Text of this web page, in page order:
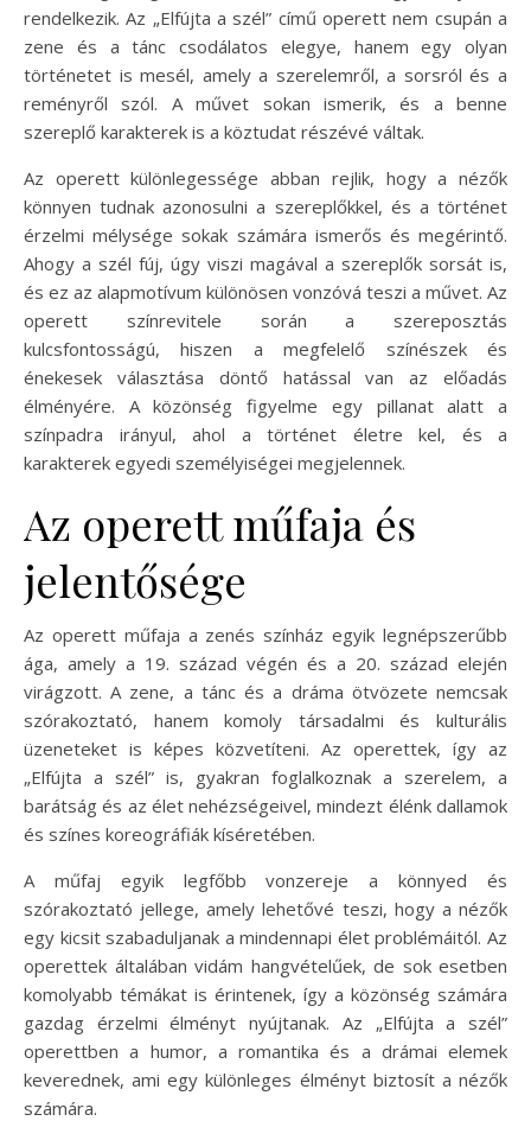
rendelkezik. Az „Elfújta a szél” című operett nem csupán a
zene és a tánc csodálatos elegye, hanem egy olyan
történetet is mesél, amely a szerelemről, a sorsról és a
reményről szól. A művet sokan ismerik, és a benne
szereplő karakterek is a köztudat részévé váltak.
Az operett különlegessége abban rejlik, hogy a nézők
könnyen tudnak azonosulni a szereplőkkel, és a történet
érzelmi mélysége sokak számára ismerős és megérintő.
Ahogy a szél fúj, úgy viszi magával a szereplők sorsát is,
és ez az alapmotívum különösen vonzóvá teszi a művet. Az
operett színrevitele során a szereposztás
kulcsfontosságú, hiszen a megfelelő színészek és
énekesek választása döntő hatással van az előadás
élményére. A közönség figyelme egy pillanat alatt a
színpadra irányul, ahol a történet életre kel, és a
karakterek egyedi személyiségei megjelennek.
Az operett műfaja és
jelentősége
Az operett műfaja a zenés színház egyik legnépszerűbb
ága, amely a 19. század végén és a 20. század elején
virágzott. A zene, a tánc és a dráma ötvözete nemcsak
szórakoztató, hanem komoly társadalmi és kulturális
üzeneteket is képes közvetíteni. Az operettek, így az
„Elfújta a szél” is, gyakran foglalkoznak a szerelem, a
barátság és az élet nehézségeivel, mindezt élénk dallamok
és színes koreográfiák kíséretében.
A műfaj egyik legfőbb vonzereje a könnyed és
szórakoztató jellege, amely lehetővé teszi, hogy a nézők
egy kicsit szabaduljanak a mindennapi élet problémáitól. Az
operettek általában vidám hangvételűek, de sok esetben
komolyabb témákat is érintenek, így a közönség számára
gazdag érzelmi élményt nyújtanak. Az „Elfújta a szél”
operettben a humor, a romantika és a drámai elemek
keverednek, ami egy különleges élményt biztosít a nézők
számára.